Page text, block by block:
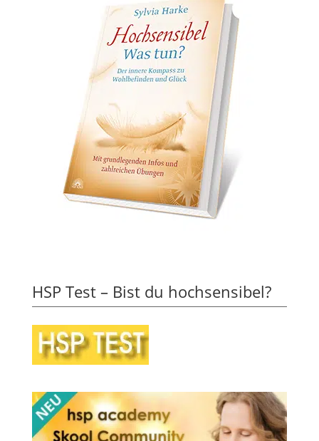
HSP Test – Bist du hochsensibel?